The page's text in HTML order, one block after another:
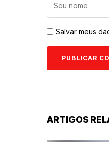
Salvar meus
ARTIGOS